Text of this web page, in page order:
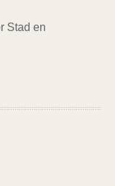
Stad en